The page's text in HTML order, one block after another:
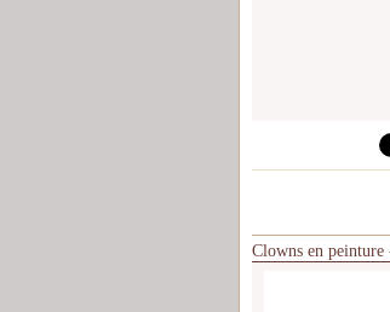
Clowns en